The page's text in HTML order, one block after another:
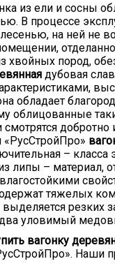
из ели и сосны
В процессе
на ней не
хвойных пород,
дубовая
обладает
облицованные
смотрятся
«РусСтройПро»
– класса
липы – материал,
тяжелых
резких
уловимый
вагонку
Наши